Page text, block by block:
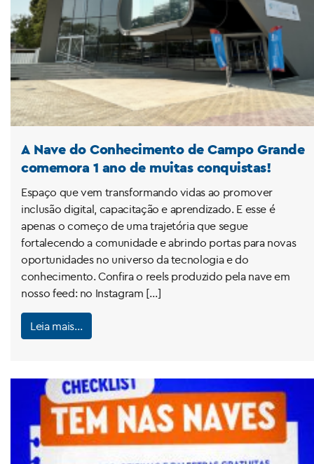
A Nave do Conhecimento de Campo Grande
comemora 1 ano de muitas conquistas!
Espaço que vem transformando vidas ao promover
inclusão digital, capacitação e aprendizado. E esse é
apenas o começo de uma trajetória que segue
fortalecendo a comunidade e abrindo portas para novas
oportunidades no universo da tecnologia e do
conhecimento. Confira o reels produzido pela nave em
nosso feed: no Instagram […]
Leia mais…